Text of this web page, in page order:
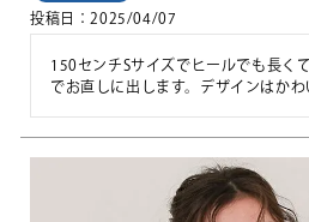
投稿日 2025/04/07
150センチSサイズでヒールでも長く
でお直しに出します。デザインはかわ